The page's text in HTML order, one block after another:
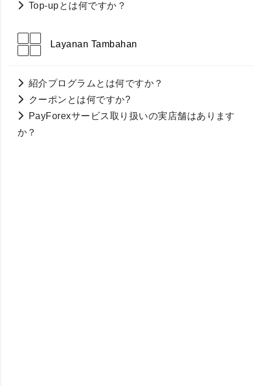
Top-upとは何ですか？
Layanan Tambahan
紹介プログラムとは何ですか？
クーポンとは何ですか?
PayForexサービス取り扱いの実店舗はあります
か？